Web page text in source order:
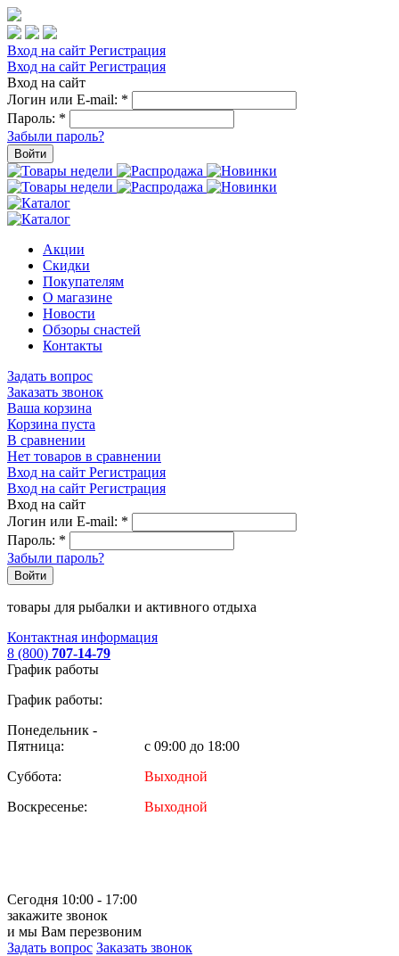
Вход на сайт Регистрация
Вход на сайт Регистрация
Вход на сайт
Логин или E-mail: *
Пароль: *
Забыли пароль?
Войти
Акции
Скидки
Покупателям
О магазине
Новости
Обзоры снастей
Контакты
Задать вопрос
Заказать звонок
Ваша корзина
Корзина пуста
В сравнении
Нет товаров в сравнении
Вход на сайт Регистрация
Вход на сайт Регистрация
Вход на сайт
Логин или E-mail: *
Пароль: *
Забыли пароль?
Войти
товары для рыбалки и активного отдыха
Контактная информация
8 (800) 707-14-79
График работы
График работы:
Понедельник -
Пятница:
с 09:00 до 18:00
Суббота:
Выходной
Воскресенье:
Выходной
Сегодня 10:00 - 17:00
закажите звонок
и мы Вам перезвоним
Задать вопрос Заказать звонок